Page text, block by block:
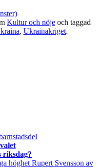
Kultur och nöje och taggad
, Ukrainakriget.
riksdag?
höghet Rupert Svensson av